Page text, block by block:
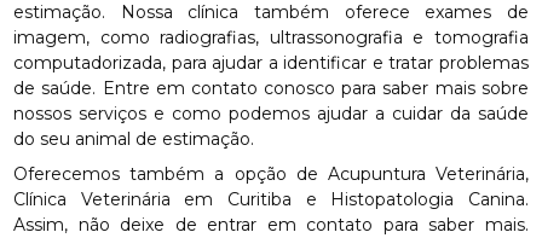
estimação. Nossa clínica também oferece exames de
imagem, como radiografias, ultrassonografia e tomografia
computadorizada, para ajudar a identificar e tratar problemas
de saúde. Entre em contato conosco para saber mais sobre
nossos serviços e como podemos ajudar a cuidar da saúde
do seu animal de estimação.
Oferecemos também a opção de Acupuntura Veterinária,
Clínica Veterinária em Curitiba e Histopatologia Canina.
Assim, não deixe de entrar em contato para saber mais.